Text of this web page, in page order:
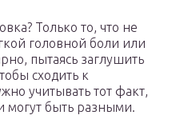
Только то, что не
головной боли или
пытаясь заглушить
сходить к
учитывать тот факт,
могут быть разными.